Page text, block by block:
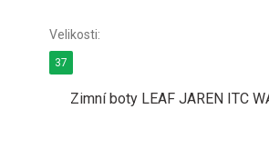
Zimní boty LEAF JAREN ITC
37